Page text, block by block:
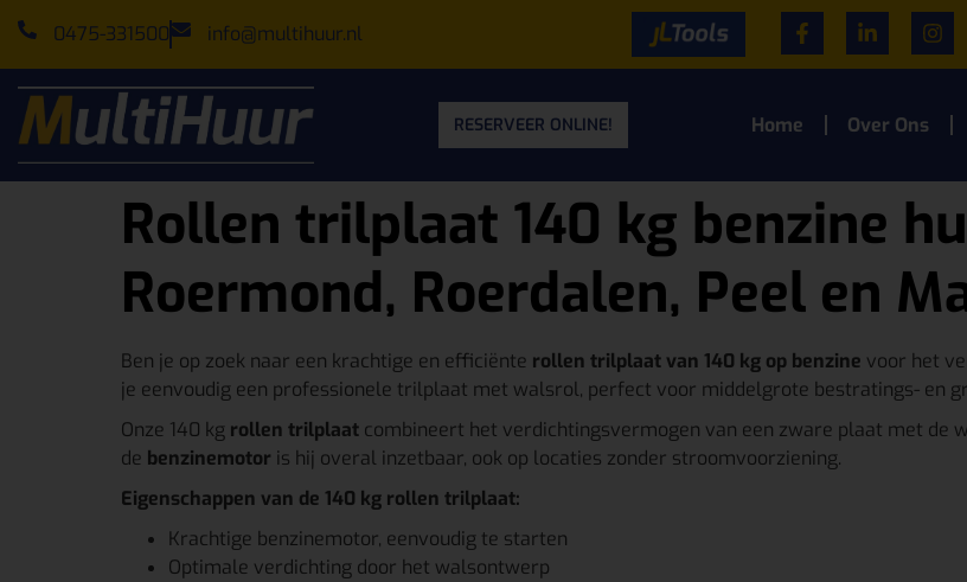
0475-331500 info@multihuur.nl
RESERVEER ONLINE! Home Over Ons
Rollen trilplaat 140 kg benzine
Roermond, Roerdalen, Peel en
Ben je op zoek naar een krachtige en efficiënte rollen trilplaat van 140 kg op benzine voor het
je eenvoudig een professionele trilplaat met walsrol, perfect voor middelgrote bestratings- en
Onze 140 kg rollen trilplaat combineert het verdichtingsvermogen van een zware plaat met de
de benzinemotor is hij overal inzetbaar, ook op locaties zonder stroomvoorziening.
Eigenschappen van de 140 kg rollen trilplaat:
Krachtige benzinemotor, eenvoudig te starten
Optimale verdichting door het walsontwerp